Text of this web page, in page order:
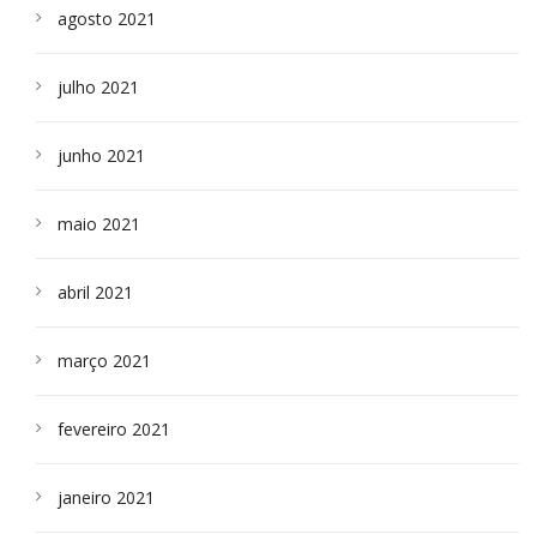
agosto 2021
julho 2021
junho 2021
maio 2021
abril 2021
março 2021
fevereiro 2021
janeiro 2021